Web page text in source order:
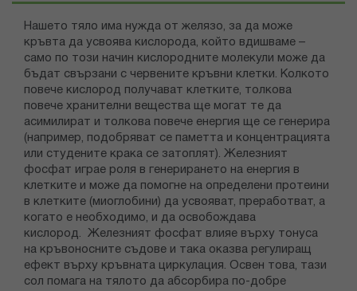
Нашето тяло има нужда от желязо, за да може
кръвта да усвоява кислорода, който вдишваме –
само по този начин кислородните молекули може да
бъдат свързани с червените кръвни клетки. Колкото
повече кислород получават клетките, толкова
повече хранителни вещества ще могат те да
асимилират и толкова повече енергия ще се генерира
(например, подобряват се паметта и концентрацията
или студените крака се затоплят). Железният
фосфат играе роля в генерирането на енергия в
клетките и може да помогне на определени протеини
в клетките (миоглобини) да усвояват, преработват, а
когато е необходимо, и да освобождава
кислород. Железният фосфат влияе върху тонуса
на кръвоносните съдове и така оказва регулиращ
ефект върху кръвната циркулация. Освен това, тази
сол помага на тялото да абсорбира по-добре